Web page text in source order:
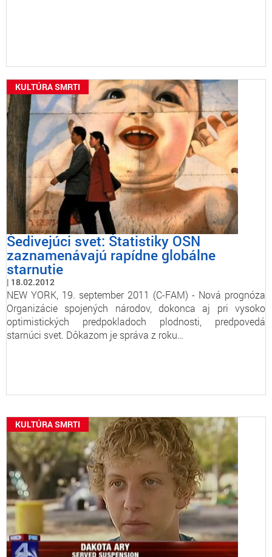
KULTÚRA SMRTI
Šedivejúci svet: Štatistiky OSN
zaznamenávajú rapídne globálne
starnutie
18.02.2012
NEW YORK, 19. september 2011 (C-FAM) - Nová prognóza
Organizácie spojených národov, dokonca aj pri vysoko
optimistických predpokladoch plodnosti, predpovedá
starnúci svet. Dôkazom je správa z roku…
KULTÚRA SMRTI